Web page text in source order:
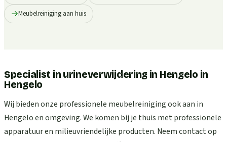
Meubelreiniging aan huis
Specialist in urineverwijdering in Hengelo in
Hengelo
Wij bieden onze professionele meubelreiniging ook aan in
Hengelo en omgeving. We komen bij je thuis met professionele
apparatuur en milieuvriendelijke producten. Neem contact op